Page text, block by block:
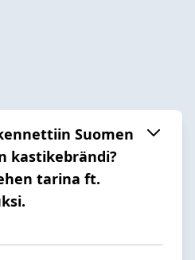
Suomen
kastikebrändi?
tarina ft.